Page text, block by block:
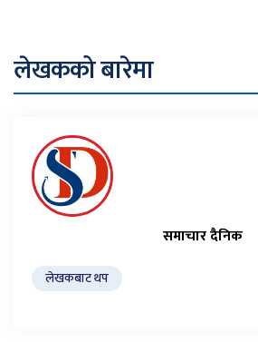
लेखकको बारेमा
समाचार दैनिक
लेखकबाट थप